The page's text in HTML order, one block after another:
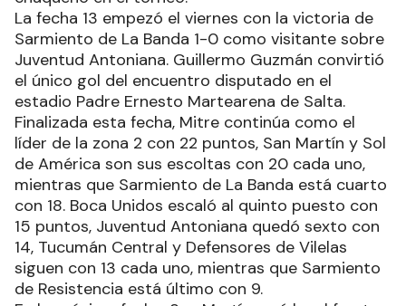
La fecha 13 empezó el viernes con la victoria de
Sarmiento de La Banda 1-0 como visitante sobre
Juventud Antoniana. Guillermo Guzmán convirtió
el único gol del encuentro disputado en el
estadio Padre Ernesto Martearena de Salta.
Finalizada esta fecha, Mitre continúa como el
líder de la zona 2 con 22 puntos, San Martín y Sol
de América son sus escoltas con 20 cada uno,
mientras que Sarmiento de La Banda está cuarto
con 18. Boca Unidos escaló al quinto puesto con
15 puntos, Juventud Antoniana quedó sexto con
14, Tucumán Central y Defensores de Vilelas
siguen con 13 cada uno, mientras que Sarmiento
de Resistencia está último con 9.